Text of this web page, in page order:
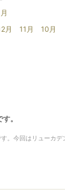
月 11月 10月
。
。今回はリューカデ